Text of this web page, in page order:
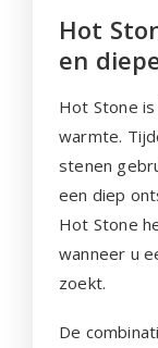
Hot
en
Hot Stone
warmte.
stenen
een diep
Hot Stone
wanneer u
zoekt.
De